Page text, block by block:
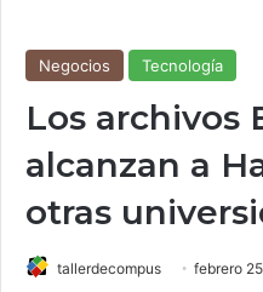
Negocios Tecnología
Los archivos
alcanzan a
otras
tallerdecompus febrero